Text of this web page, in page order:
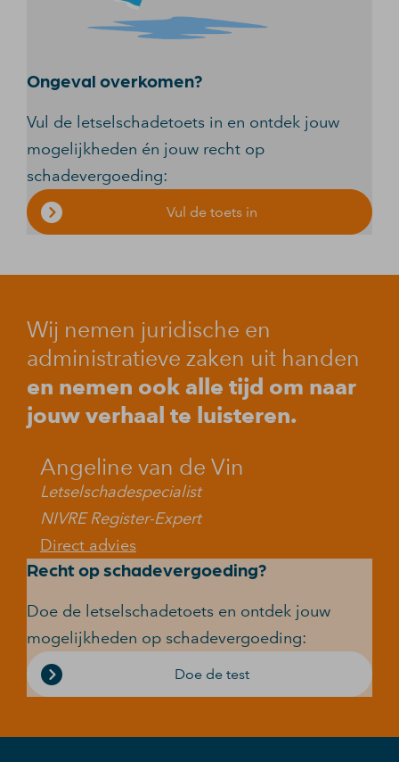
Ongeval overkomen?
Vul de letselschadetoets in en ontdek jouw
mogelijkheden én jouw recht op
schadevergoeding:
Vul de toets in
Wij nemen juridische en
administratieve zaken uit handen
en nemen ook alle tijd om naar
jouw verhaal te luisteren.
Angeline van de Vin
Letselschadespecialist
NIVRE Register-Expert
Direct advies
Recht op schadevergoeding?
Doe de letselschadetoets en ontdek jouw
mogelijkheden op schadevergoeding:
Doe de test